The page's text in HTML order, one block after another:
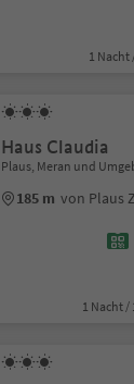
1 Nacht
Haus Claudia
Plaus, Meran und
185 m von Plaus
1 Nacht